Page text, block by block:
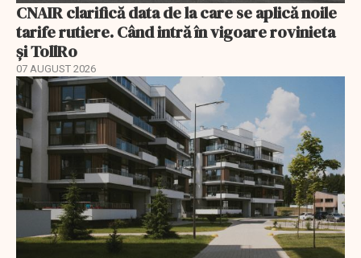
CNAIR clarifică data de la care se aplică noile
tarife rutiere. Când intră în vigoare rovinieta
și TollRo
07 AUGUST 2026